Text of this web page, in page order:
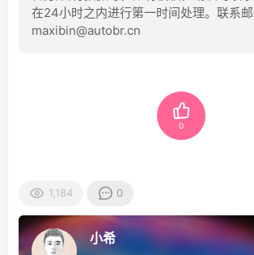
在24小时之内进行第一时间处理。联系邮
maxibin@autobr.cn
0
1,184 0
小希